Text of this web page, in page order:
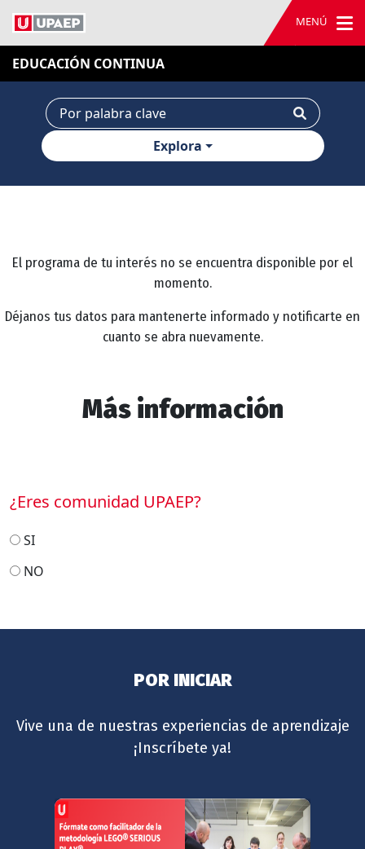
MENÚ
EDUCACIÓN CONTINUA
Explora
El programa de tu interés no se encuentra disponible por el
momento.
Déjanos tus datos para mantenerte informado y notificarte en
cuanto se abra nuevamente.
Más información
¿Eres comunidad UPAEP?
SI
NO
POR INICIAR
Vive una de nuestras experiencias de aprendizaje
¡Inscríbete ya!